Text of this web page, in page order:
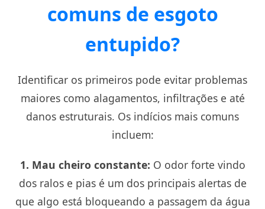
comuns de esgoto
entupido?
Identificar os primeiros pode evitar problemas
maiores como alagamentos, infiltrações e até
danos estruturais. Os indícios mais comuns
incluem:
1. Mau cheiro constante: O odor forte vindo
dos ralos e pias é um dos principais alertas de
que algo está bloqueando a passagem da água